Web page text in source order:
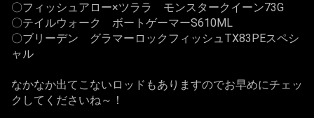
〇フィッシュアロー×ツララ モンスタークイーン73G
〇テイルウォーク ボートゲーマーS610ML
〇ブリーデン グラマーロックフィッシュTX83PEスペシ
ャル
なかなか出てこないロッドもありますのでお早めにチェッ
クしてくださいね～！